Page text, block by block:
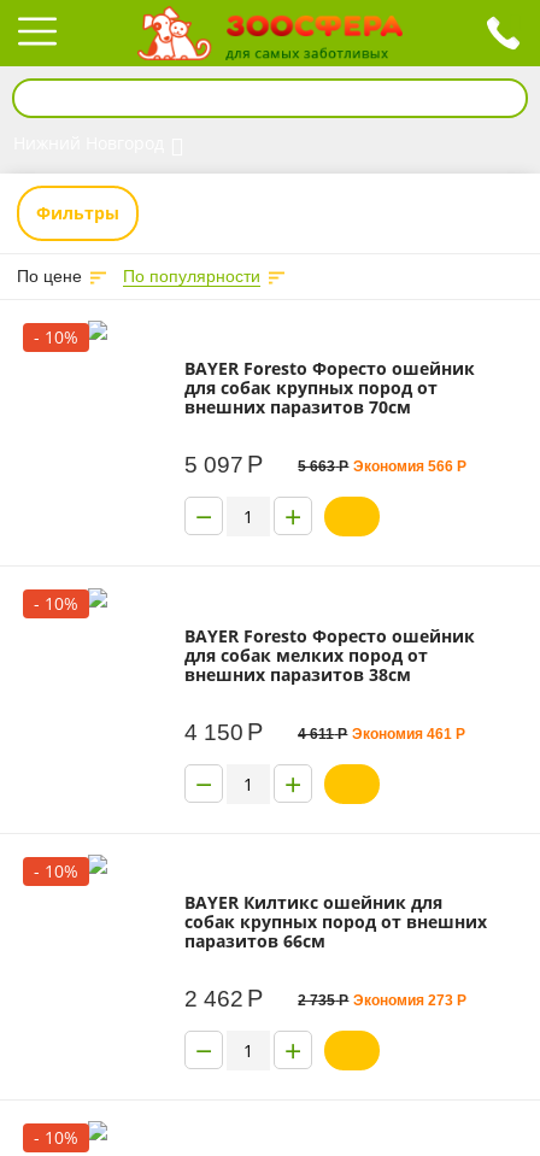
Фильтры
По цене По популярности
- 10%
BAYER Foresto Форесто ошейник
для собак крупных пород от
внешних паразитов 70см
5 097 Р 5 663 Р Экономия566 Р
+
−
- 10%
BAYER Foresto Форесто ошейник
для собак мелких пород от
внешних паразитов 38см
4 150 Р 4 611 Р Экономия461 Р
+
−
- 10%
BAYER Килтикс ошейник для
собак крупных пород от внешних
паразитов 66см
2 462 Р 2 735 Р Экономия273 Р
+
−
- 10%